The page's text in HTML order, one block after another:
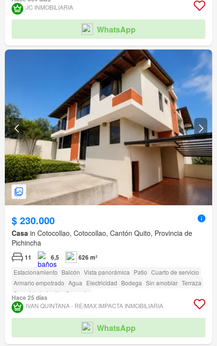
JC INMOBILIARIA
WhatsApp
$ 230.000
Casa in Cotocollao, Cotocollao, Cantón Quito, Provincia de
Pichincha
11 6,5 626 m²
Estacionamiento Balcón Vista panorámica Patio Cuarto de servicio
Armario empotrado Agua Electricidad Bodega Sin amoblar Terraza
Seguridad
Jardín Conserje
Hace 25 días
IVAN QUINTANA - RE/MAX IMPACTA INMOBILIARIA
WhatsApp